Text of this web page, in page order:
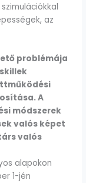
az
problémája
A
módszerek
valós képet
valós
alapokon
1-jén